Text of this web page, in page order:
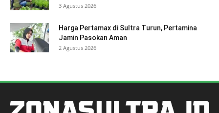
3 Agustus 2026
Harga Pertamax di Sultra Turun, Pertamina
Jamin Pasokan Aman
2 Agustus 2026